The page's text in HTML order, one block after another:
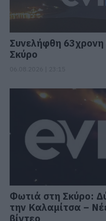
Συνελήφθη
Σκύρο
Φωτιά στη Σκύρο:
την Καλαμίτσα –